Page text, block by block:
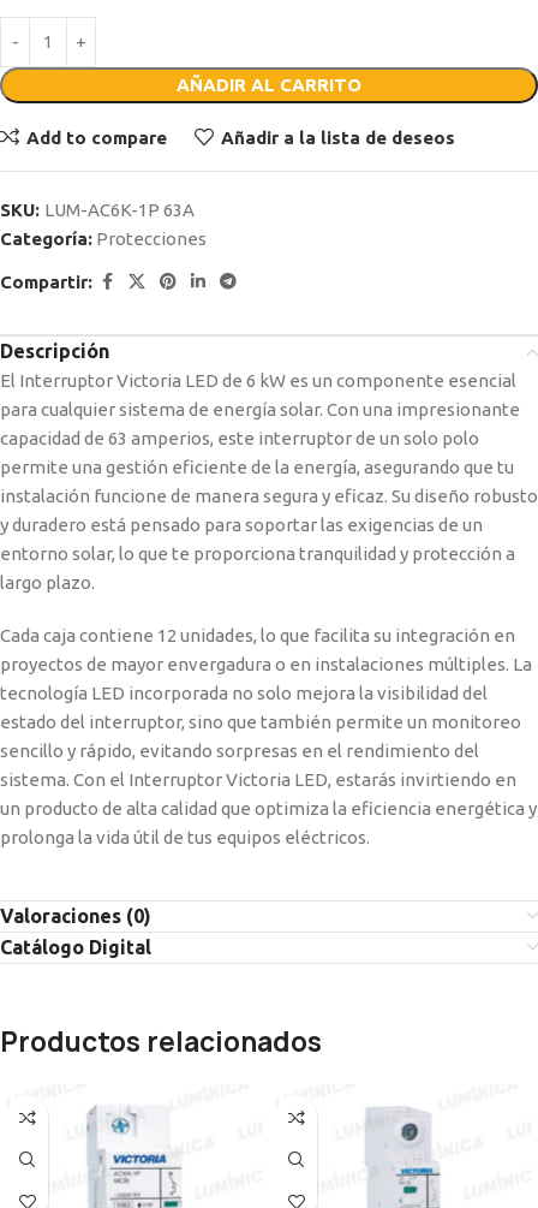
AÑADIR AL CARRITO
Add to compare Añadir a la lista de deseos
SKU: LUM-AC6K-1P 63A
Categoría: Protecciones
Compartir:
Descripción
El Interruptor Victoria LED de 6 kW es un componente esencial
para cualquier sistema de energía solar. Con una impresionante
capacidad de 63 amperios, este interruptor de un solo polo
permite una gestión eficiente de la energía, asegurando que tu
instalación funcione de manera segura y eficaz. Su diseño robusto
y duradero está pensado para soportar las exigencias de un
entorno solar, lo que te proporciona tranquilidad y protección a
largo plazo.
Cada caja contiene 12 unidades, lo que facilita su integración en
proyectos de mayor envergadura o en instalaciones múltiples. La
tecnología LED incorporada no solo mejora la visibilidad del
estado del interruptor, sino que también permite un monitoreo
sencillo y rápido, evitando sorpresas en el rendimiento del
sistema. Con el Interruptor Victoria LED, estarás invirtiendo en
un producto de alta calidad que optimiza la eficiencia energética y
prolonga la vida útil de tus equipos eléctricos.
Valoraciones (0)
Catálogo Digital
Productos relacionados